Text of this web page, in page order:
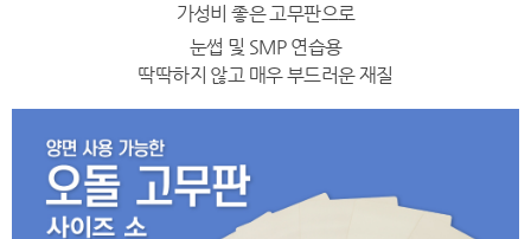
가성비 좋은 고무판으로
눈썹 및 SMP 연습용
딱딱하지 않고 매우 부드러운 재질​